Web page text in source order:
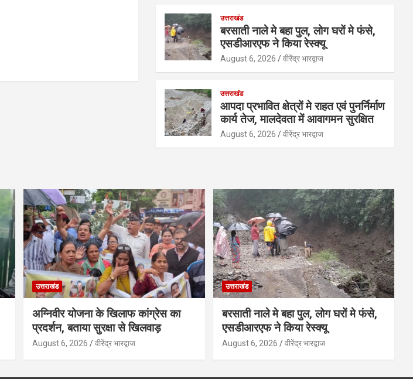
उत्तराखंड
बरसाती नाले मे बहा पुल, लोग घरों मे फंसे,
एसडीआरएफ ने किया रेस्क्यू
August 6, 2026 वीरेंद्र भारद्वाज
उत्तराखंड
आपदा प्रभावित क्षेत्रों मे राहत एवं पुनर्निर्माण
कार्य तेज, मालदेवता में आवागमन सुरक्षित
August 6, 2026 वीरेंद्र भारद्वाज
उत्तराखंड
अग्निवीर योजना के खिलाफ कांग्रेस का
प्रदर्शन, बताया सुरक्षा से खिलवाड़
August 6, 2026 वीरेंद्र भारद्वाज
उत्तराखंड
बरसाती नाले मे बहा पुल, लोग घरों मे फंसे,
एसडीआरएफ ने किया रेस्क्यू
August 6, 2026 वीरेंद्र भारद्वाज